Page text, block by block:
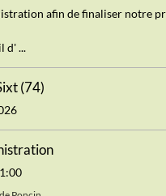
afin de finaliser notre
d' ...
(74)